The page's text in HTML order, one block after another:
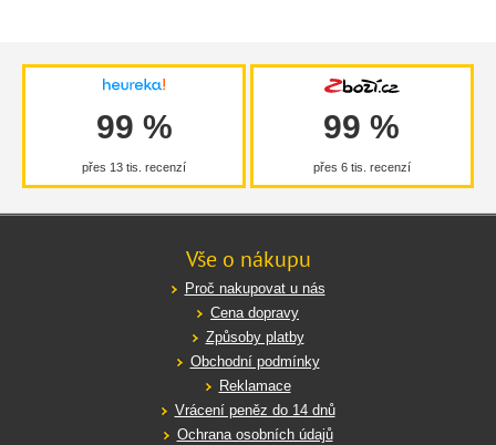
99 %
přes 13 tis. recenzí
99 %
přes 6 tis. recenzí
Vše o nákupu
Proč nakupovat u nás
Cena dopravy
Způsoby platby
Obchodní podmínky
Reklamace
Vrácení peněz do 14 dnů
Ochrana osobních údajů